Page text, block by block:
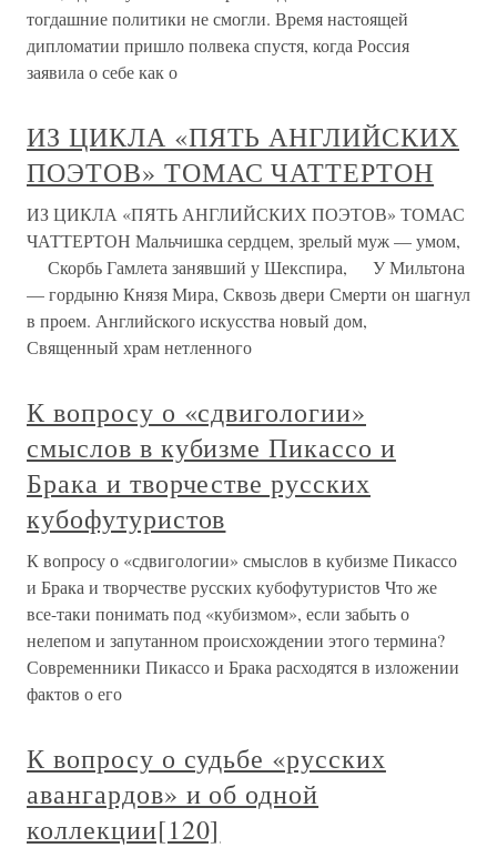
тогдашние политики не смогли. Время настоящей
дипломатии пришло полвека спустя, когда Россия
заявила о себе как о
ИЗ ЦИКЛА «ПЯТЬ АНГЛИЙСКИХ
ПОЭТОВ» ТОМАС ЧАТТЕРТОН
ИЗ ЦИКЛА «ПЯТЬ АНГЛИЙСКИХ ПОЭТОВ» ТОМАС
ЧАТТЕРТОН Мальчишка сердцем, зрелый муж — умом,
Скорбь Гамлета занявший у Шекспира, У Мильтона
— гордыню Князя Мира, Сквозь двери Смерти он шагнул
в проем. Английского искусства новый дом,
Священный храм нетленного
К вопросу о «сдвигологии»
смыслов в кубизме Пикассо и
Брака и творчестве русских
кубофутуристов
К вопросу о «сдвигологии» смыслов в кубизме Пикассо
и Брака и творчестве русских кубофутуристов Что же
все-таки понимать под «кубизмом», если забыть о
нелепом и запутанном происхождении этого термина?
Современники Пикассо и Брака расходятся в изложении
фактов о его
К вопросу о судьбе «русских
авангардов» и об одной
коллекции[120]